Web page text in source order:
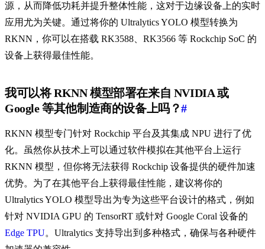
源，从而降低功耗并提升整体性能，这对于边缘设备上的实时
应用尤为关键。通过将你的 Ultralytics YOLO 模型转换为
RKNN，你可以在搭载 RK3588、RK3566 等 Rockchip SoC 的
设备上获得最佳性能。
我可以将 RKNN 模型部署在来自 NVIDIA 或
Google 等其他制造商的设备上吗？#
RKNN 模型专门针对 Rockchip 平台及其集成 NPU 进行了优
化。虽然你从技术上可以通过软件模拟在其他平台上运行
RKNN 模型，但你将无法获得 Rockchip 设备提供的硬件加速
优势。为了在其他平台上获得最佳性能，建议将你的
Ultralytics YOLO 模型导出为专为这些平台设计的格式，例如
针对 NVIDIA GPU 的 TensorRT 或针对 Google Coral 设备的
Edge TPU。Ultralytics 支持导出到多种格式，确保与各种硬件